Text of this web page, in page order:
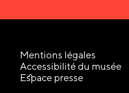
Mentions légales
Accessibilité du musée
Espace presse